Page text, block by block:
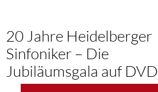
20 Jahre Heidelberger
Sinfoniker – Die
Jubiläumsgala auf DVD